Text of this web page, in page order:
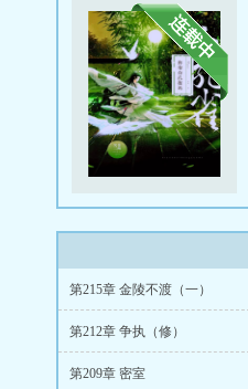
第215章 金陵不渡（一）
第212章 争执（修）
第209章 密室